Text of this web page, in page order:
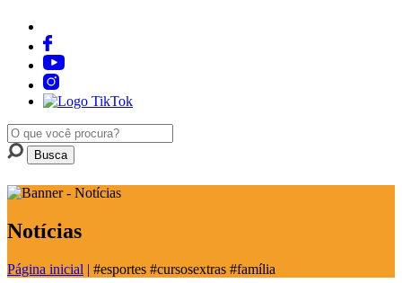
Notícias
Página inicial | #esportes #cursosextras #família